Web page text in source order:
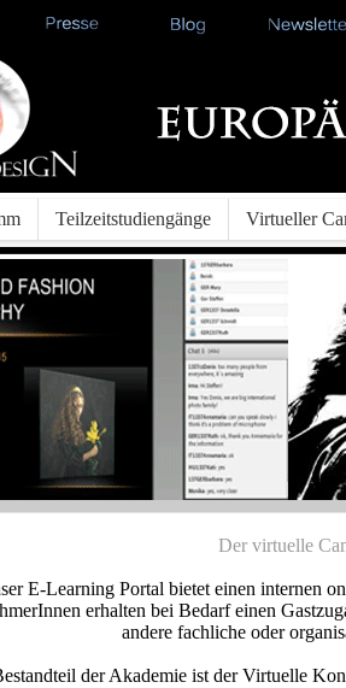
Teilzeitstudiengänge Virtueller
Der virtuelle
E-Learning Portal bietet einen internen
erhalten bei Bedarf einen
andere fachliche oder
der Akademie ist der Virtuelle